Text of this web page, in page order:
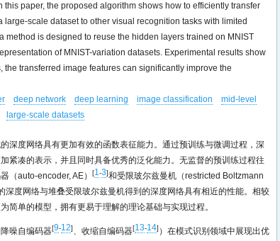
paper, the proposed algorithm shows how to efficiently transfer
scale dataset to other visual recognition tasks with limited
method is designed to reuse the hidden layers trained on MNIST
of MNIST-variation datasets. Experimental results show
transferred image features can significantly improve the
deep network deep learning image classification
mid-level
large-scale datasets
深度网络具有更加有效的函数表征能力。通过预训练与微调过程，深
紧凑的表示，并且同时具备优秀的泛化能力。无监督的预训练过程往
（auto-encoder, AE）
[1-3]和受限玻尔兹曼机（restricted Boltzmann
深度网络与堆叠受限玻尔兹曼机得到的深度网络具有相近的性能。相较
简单的模型，拥有更易于理解的理论基础与实现过程。
噪自编码器[9-12]、收缩自编码器[13-14] ）在模式识别领域中展现出优